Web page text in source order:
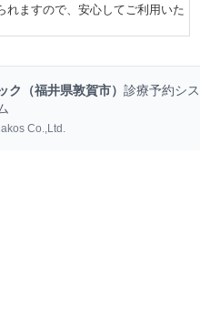
れますので、安心してご利用いた
ク（福井県敦賀市） 診療予約シス
Co.,Ltd.